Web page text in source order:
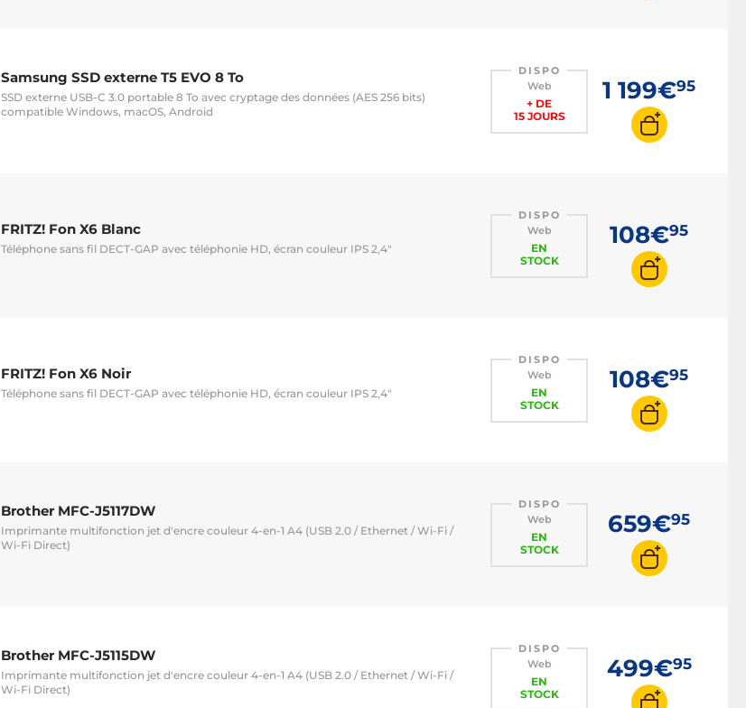
Samsung SSD externe T5 EVO 8 To
SSD externe USB-C 3.0 portable 8 To avec cryptage des données (AES 256 bits)
compatible Windows, macOS, Android
DISPO
Web
+ DE
15 JOURS
1 199€95
FRITZ! Fon X6 Blanc
Téléphone sans fil DECT-GAP avec téléphonie HD, écran couleur IPS 2,4"
DISPO
Web
EN
STOCK
108€95
FRITZ! Fon X6 Noir
Téléphone sans fil DECT-GAP avec téléphonie HD, écran couleur IPS 2,4"
DISPO
Web
EN
STOCK
108€95
Brother MFC-J5117DW
Imprimante multifonction jet d'encre couleur 4-en-1 A4 (USB 2.0 / Ethernet / Wi-Fi /
Wi-Fi Direct)
DISPO
Web
EN
STOCK
659€95
Brother MFC-J5115DW
Imprimante multifonction jet d'encre couleur 4-en-1 A4 (USB 2.0 / Ethernet / Wi-Fi /
Wi-Fi Direct)
DISPO
Web
EN
STOCK
499€95